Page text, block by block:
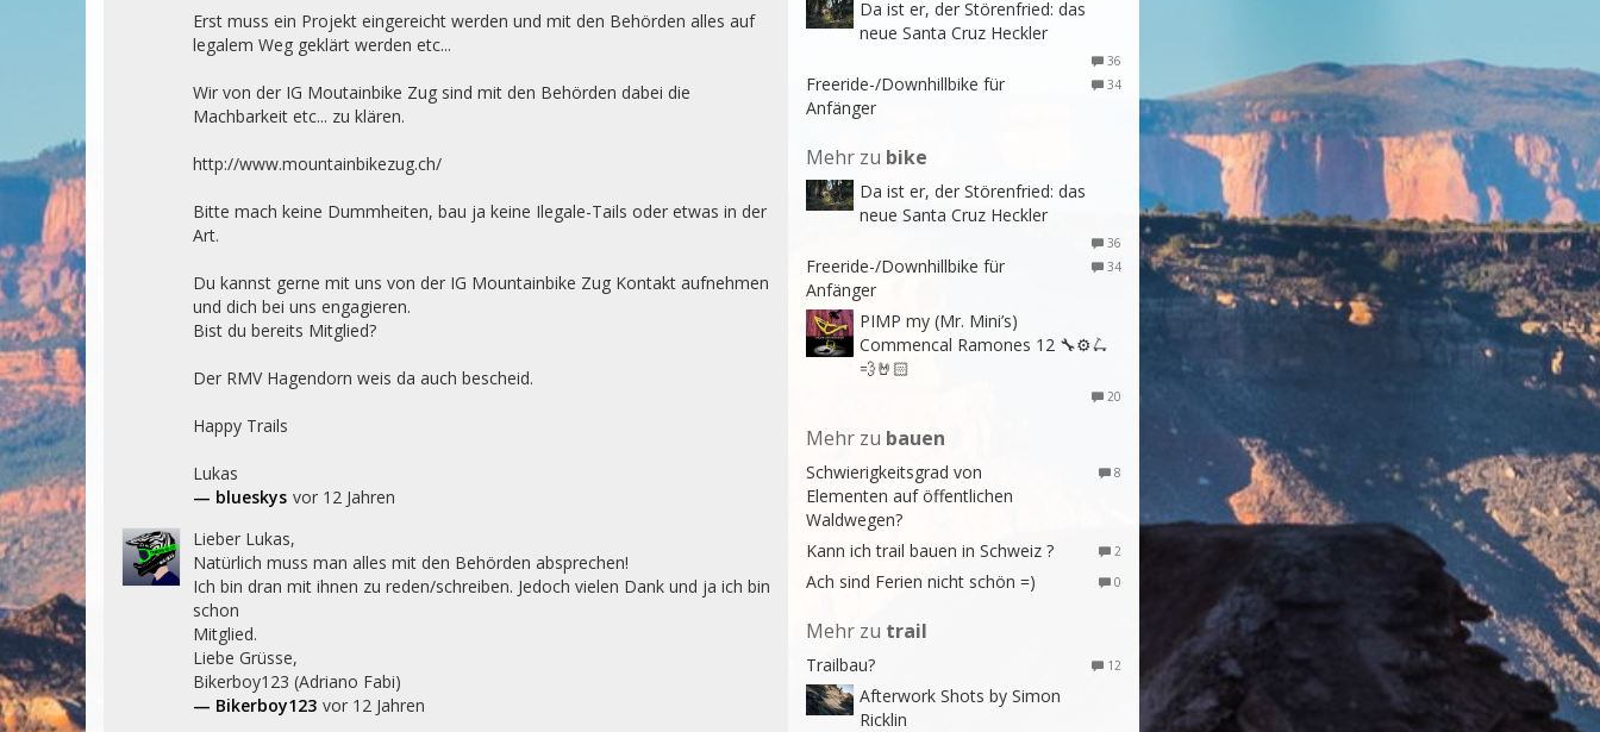
Erst muss ein Projekt eingereicht werden und mit den Behörden alles auf
legalem Weg geklärt werden etc...
Wir von der IG Moutainbike Zug sind mit den Behörden dabei die
Machbarkeit etc... zu klären.
http://www.mountainbikezug.ch/
Bitte mach keine Dummheiten, bau ja keine Ilegale-Tails oder etwas in der
Art.
Du kannst gerne mit uns von der IG Mountainbike Zug Kontakt aufnehmen
und dich bei uns engagieren.
Bist du bereits Mitglied?
Der RMV Hagendorn weis da auch bescheid.
Happy Trails
Lukas
— blueskys vor 12 Jahren
Lieber Lukas,
Natürlich muss man alles mit den Behörden absprechen!
Ich bin dran mit ihnen zu reden/schreiben. Jedoch vielen Dank und ja ich bin
schon
Mitglied.
Liebe Grüsse,
Bikerboy123 (Adriano Fabi)
— Bikerboy123 vor 12 Jahren
Da ist er, der Störenfried: das
neue Santa Cruz Heckler
36
Freeride-/Downhillbike für
Anfänger
34
Mehr zu bike
Da ist er, der Störenfried: das
neue Santa Cruz Heckler
36
Freeride-/Downhillbike für
Anfänger
34
PIMP my (Mr. Mini’s)
Commencal Ramones 12 🔧⚙️🛴
💨🤘🏻
20
Mehr zu bauen
Schwierigkeitsgrad von
Elementen auf öffentlichen
Waldwegen?
8
Kann ich trail bauen in Schweiz ? 2
Ach sind Ferien nicht schön =) 0
Mehr zu trail
Trailbau? 12
Afterwork Shots by Simon
Ricklin